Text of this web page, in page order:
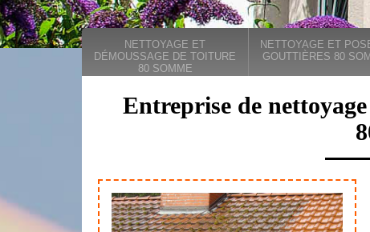
NETTOYAGE ET
DÉMOUSSAGE DE TOITURE
80 SOMME
NETTOYAGE ET
GOUTTIÈRES 80
Entreprise de